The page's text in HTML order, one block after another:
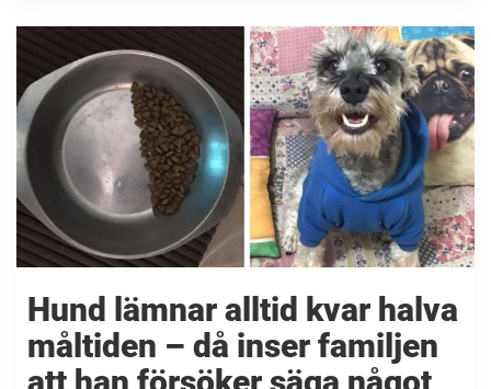
skriver på sin hemsida att de tar hand om
djur som farit illa och ...
Hund lämnar alltid kvar halva
måltiden – då inser familjen